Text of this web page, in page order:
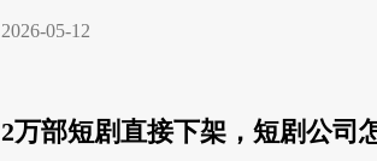
2026-05-12
2万部短剧直接下架，短剧公司